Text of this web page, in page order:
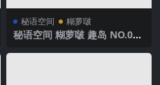
秘语空间 糊萝啵
秘语空间 糊萝啵 趣岛 NO.002
整版